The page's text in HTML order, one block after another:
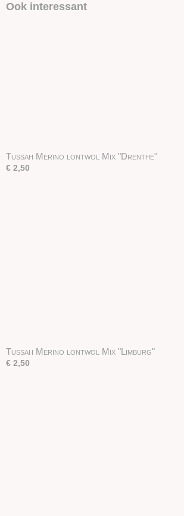
Ook interessant
Tussah Merino lontwol Mix "Drenthe"
€ 2,50
Tussah Merino lontwol Mix "Limburg"
€ 2,50